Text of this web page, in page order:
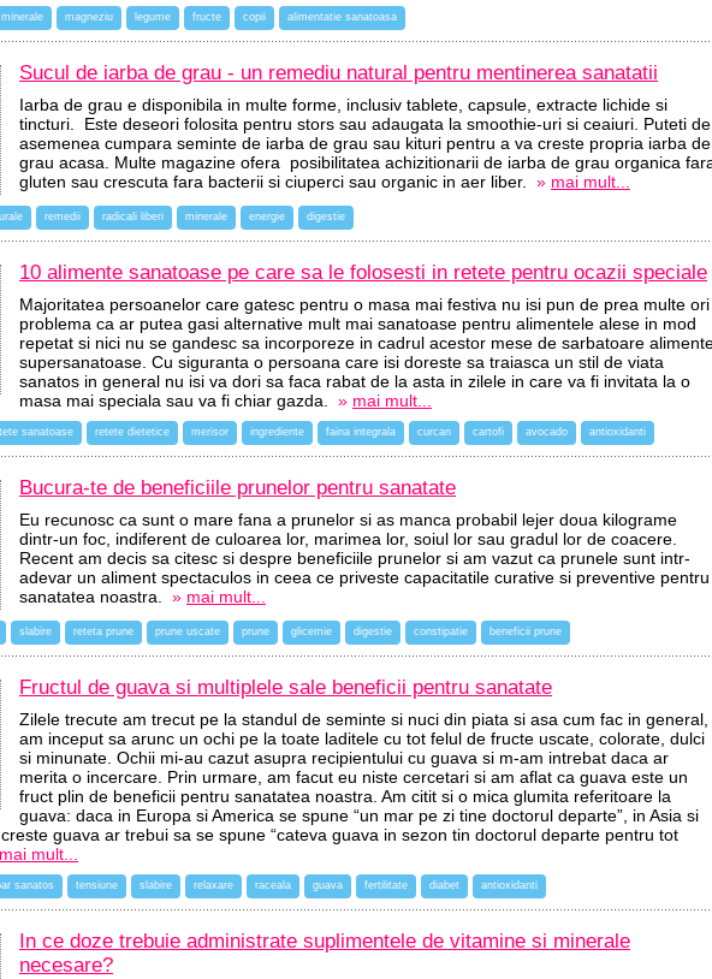
minerale magneziu legume fructe copii alimentatie sanatoasa
Sucul de iarba de grau - un remediu natural pentru mentinerea sanatatii
Iarba de grau e disponibila in multe forme, inclusiv tablete, capsule, extracte lichide si
tincturi. Este deseori folosita pentru stors sau adaugata la smoothie-uri si ceaiuri. Puteti de
asemenea cumpara seminte de iarba de grau sau kituri pentru a va creste propria iarba de
grau acasa. Multe magazine ofera posibilitatea achizitionarii de iarba de grau organica
gluten sau crescuta fara bacterii si ciuperci sau organic in aer liber. » mai mult...
remedii radicali liberi minerale energie digestie
10 alimente sanatoase pe care sa le folosesti in retete pentru ocazii speciale
Majoritatea persoanelor care gatesc pentru o masa mai festiva nu isi pun de prea multe ori
problema ca ar putea gasi alternative mult mai sanatoase pentru alimentele alese in mod
repetat si nici nu se gandesc sa incorporeze in cadrul acestor mese de sarbatoare
supersanatoase. Cu siguranta o persoana care isi doreste sa traiasca un stil de viata
sanatos in general nu isi va dori sa faca rabat de la asta in zilele in care va fi invitata la o
masa mai speciala sau va fi chiar gazda. » mai mult...
sanatoase retete dietetice merisor ingrediente faina integrala curcan cartofi avocado antioxidanti
Bucura-te de beneficiile prunelor pentru sanatate
Eu recunosc ca sunt o mare fana a prunelor si as manca probabil lejer doua kilograme
dintr-un foc, indiferent de culoarea lor, marimea lor, soiul lor sau gradul lor de coacere.
Recent am decis sa citesc si despre beneficiile prunelor si am vazut ca prunele sunt intr-
adevar un aliment spectaculos in ceea ce priveste capacitatile curative si preventive pentru
sanatatea noastra. » mai mult...
slabire reteta prune prune uscate prune glicemie digestie constipatie beneficii prune
Fructul de guava si multiplele sale beneficii pentru sanatate
Zilele trecute am trecut pe la standul de seminte si nuci din piata si asa cum fac in general,
am inceput sa arunc un ochi pe la toate laditele cu tot felul de fructe uscate, colorate, dulci
si minunate. Ochii mi-au cazut asupra recipientului cu guava si m-am intrebat daca ar
merita o incercare. Prin urmare, am facut eu niste cercetari si am aflat ca guava este un
fruct plin de beneficii pentru sanatatea noastra. Am citit si o mica glumita referitoare la
guava: daca in Europa si America se spune “un mar pe zi tine doctorul departe”, in Asia si
guava ar trebui sa se spune “cateva guava in sezon tin doctorul departe pentru tot
mai mult...
sanatos tensiune slabire relaxare raceala guava fertilitate diabet antioxidanti
In ce doze trebuie administrate suplimentele de vitamine si minerale
necesare?